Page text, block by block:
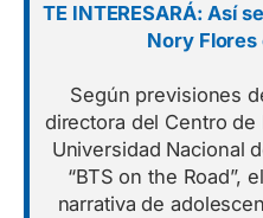
TE INTERESARÁ: Así
Nory Flores
Según previsiones
directora del Centro de
Universidad Nacional
“BTS on the Road”,
narrativa de